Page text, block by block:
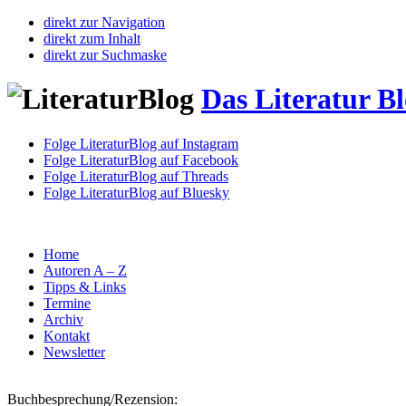
direkt zur Navigation
direkt zum Inhalt
direkt zur Suchmaske
Das Literatur
Folge LiteraturBlog auf Instagram
Folge LiteraturBlog auf Facebook
Folge LiteraturBlog auf Threads
Folge LiteraturBlog auf Bluesky
Home
Autoren A – Z
Tipps & Links
Termine
Archiv
Kontakt
Newsletter
Buchbesprechung/Rezension: